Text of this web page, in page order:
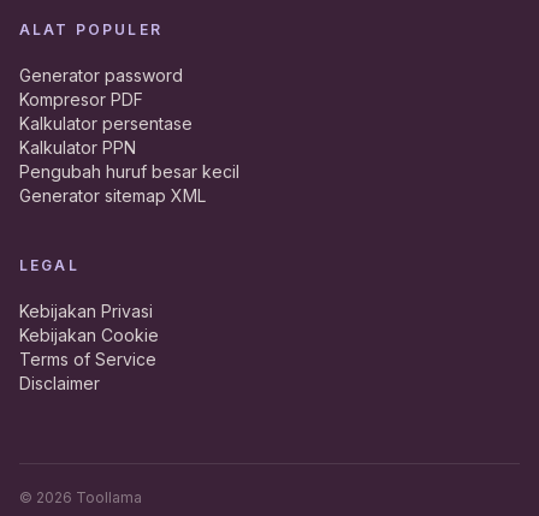
ALAT POPULER
Generator password
Kompresor PDF
Kalkulator persentase
Kalkulator PPN
Pengubah huruf besar kecil
Generator sitemap XML
LEGAL
Kebijakan Privasi
Kebijakan Cookie
Terms of Service
Disclaimer
© 2026 Toollama